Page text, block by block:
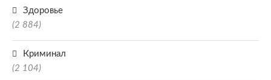
Здоровье
(2 884)
Криминал
(2 104)